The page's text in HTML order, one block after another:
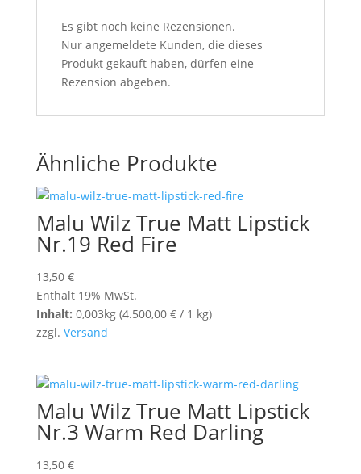
Es gibt noch keine Rezensionen.
Nur angemeldete Kunden, die dieses
Produkt gekauft haben, dürfen eine
Rezension abgeben.
Ähnliche Produkte
Malu Wilz True Matt Lipstick
Nr.19 Red Fire
13,50 €
Enthält 19% MwSt.
Inhalt: 0,003kg (4.500,00 €/ 1 kg)
zzgl. Versand
Malu Wilz True Matt Lipstick
Nr.3 Warm Red Darling
13,50 €